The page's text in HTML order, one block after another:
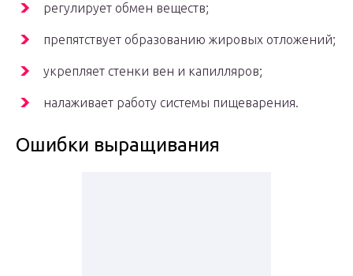
регулирует обмен веществ;
препятствует образованию жировых отложений;
укрепляет стенки вен и капилляров;
налаживает работу системы пищеварения.
Ошибки выращивания